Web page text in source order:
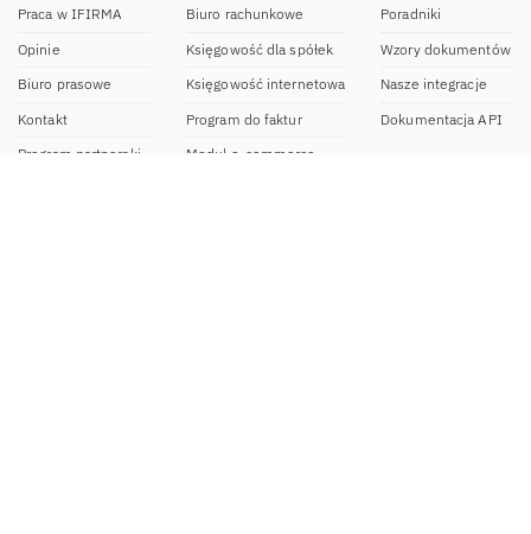
Praca w IFIRMA
Opinie
Biuro prasowe
Kontakt
Program partnerski
Biuro rachunkowe
Księgowość dla spółek
Księgowość internetowa
Program do faktur
Moduł e-commerce
Poradniki
Wzory dokumentów
Nasze integracje
Dokumentacja API